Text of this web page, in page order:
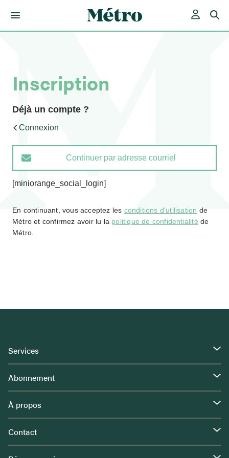
Inscription
Déjà un compte ?
Connexion
Continuer par adresse courriel
[miniorange_social_login]
En continuant, vous acceptez les conditions d'utilisation de
Métro et confirmez avoir lu la politique de confidentialité de
Métro.
Services
Abonnement
À propos
Contact